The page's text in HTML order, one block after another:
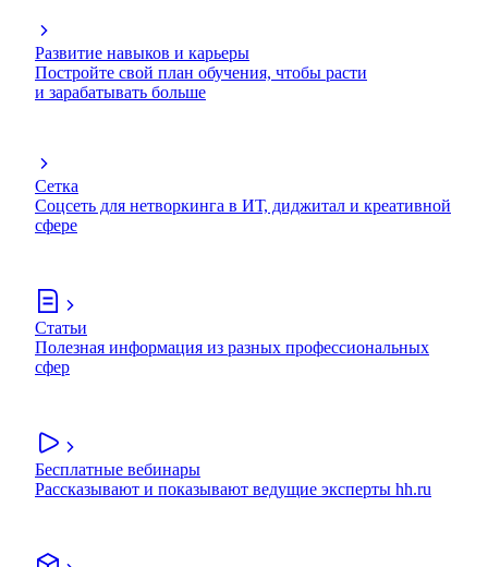
Развитие навыков и карьеры
Постройте свой план обучения, чтобы расти
и зарабатывать больше
Сетка
Соцсеть для нетворкинга в ИТ, диджитал и креативной
сфере
Статьи
Полезная информация из разных профессиональных
сфер
Бесплатные вебинары
Рассказывают и показывают ведущие эксперты hh.ru